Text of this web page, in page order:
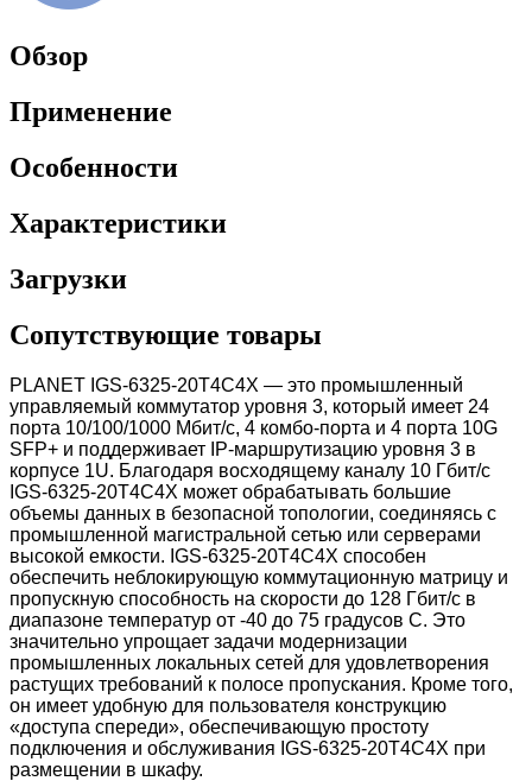
Обзор
Применение
Особенности
Характеристики
Загрузки
Сопутствующие товары
PLANET IGS-6325-20T4C4X — это промышленный
управляемый коммутатор уровня 3, который имеет 24
порта 10/100/1000 Мбит/с, 4 комбо-порта и 4 порта 10G
SFP+ и поддерживает IP-маршрутизацию уровня 3 в
корпусе 1U. Благодаря восходящему каналу 10 Гбит/с
IGS-6325-20T4C4X может обрабатывать большие
объемы данных в безопасной топологии, соединяясь с
промышленной магистральной сетью или серверами
высокой емкости. IGS-6325-20T4C4X способен
обеспечить неблокирующую коммутационную матрицу и
пропускную способность на скорости до 128 Гбит/с в
диапазоне температур от -40 до 75 градусов C. Это
значительно упрощает задачи модернизации
промышленных локальных сетей для удовлетворения
растущих требований к полосе пропускания. Кроме того,
он имеет удобную для пользователя конструкцию
«доступа спереди», обеспечивающую простоту
подключения и обслуживания IGS-6325-20T4C4X при
размещении в шкафу.